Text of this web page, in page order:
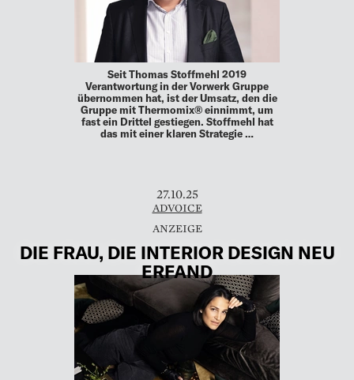
Seit Thomas Stoffmehl 2019
Verantwortung in der Vorwerk Gruppe
übernommen hat, ist der Umsatz, den die
Gruppe mit Thermomix® einnimmt, um
fast ein Drittel gestiegen. Stoffmehl hat
das mit einer klaren Strategie …
27.10.25
ADVOICE
DIE FRAU, DIE INTERIOR DESIGN NEU
ERFAND